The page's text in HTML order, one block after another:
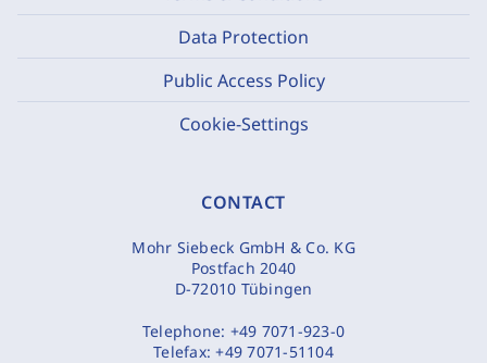
Data Protection
Public Access Policy
Cookie-Settings
CONTACT
Mohr Siebeck GmbH & Co. KG
Postfach 2040
D-72010 Tübingen
Telephone: +49 7071-923-0
Telefax:+49 7071-51104